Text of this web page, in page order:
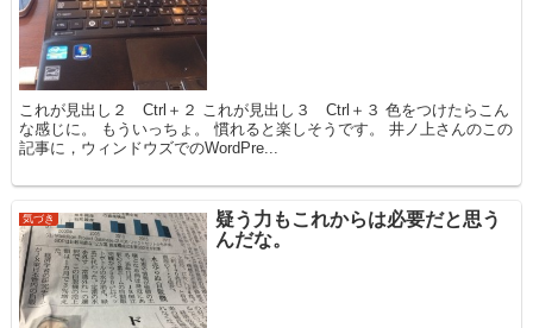
これが見出し２ Ctrl＋２ これが見出し３ Ctrl＋３ 色をつけたらこん
な感じに。 もういっちょ。 慣れると楽しそうです。 井ノ上さんのこの
記事に，ウィンドウズでのWordPre...
気づき
疑う力もこれからは必要だと思う
んだな。